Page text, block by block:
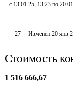
с 13.01.25, 13:23 по
27 Изменён20 янв
Стоимость
1 516 666,67